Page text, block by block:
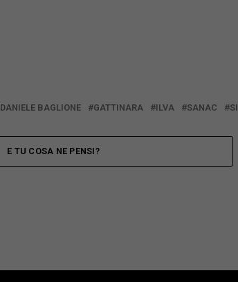
DANIELE BAGLIONE GATTINARA ILVA SANAC
E TU COSA NE PENSI?